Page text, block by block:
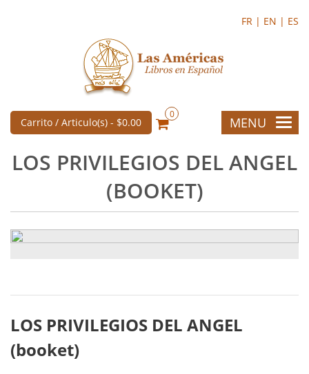
FR | EN | ES
Carrito / Articulo(s) - $0.00
0
MENU
LOS PRIVILEGIOS DEL ANGEL
(BOOKET)
LOS PRIVILEGIOS DEL ANGEL
(booket)